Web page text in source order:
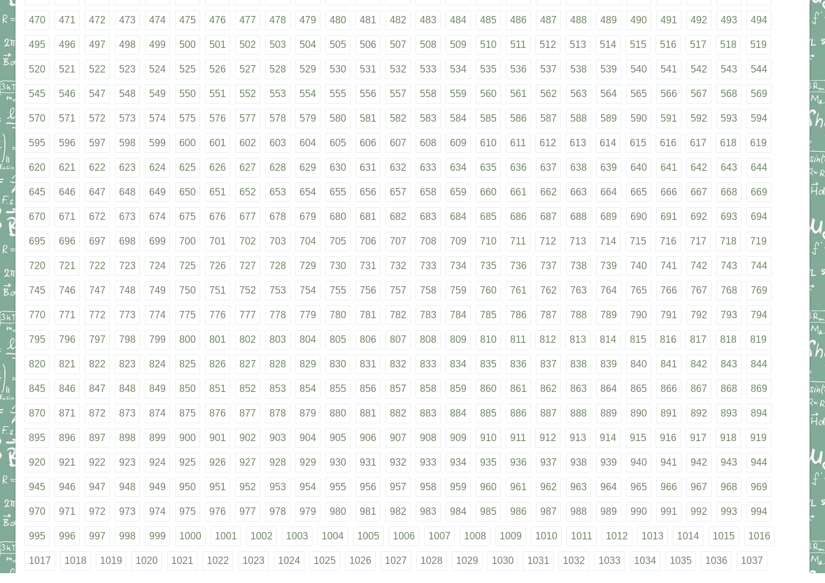
470 471 472 473 474 475 476 477 478 479 480 481 482 483 484 485 486 487 488 489 490 491 492 493 494
495 496 497 498 499 500 501 502 503 504 505 506 507 508 509 510 511 512 513 514 515 516 517 518 519
520 521 522 523 524 525 526 527 528 529 530 531 532 533 534 535 536 537 538 539 540 541 542 543 544
545 546 547 548 549 550 551 552 553 554 555 556 557 558 559 560 561 562 563 564 565 566 567 568 569
570 571 572 573 574 575 576 577 578 579 580 581 582 583 584 585 586 587 588 589 590 591 592 593 594
595 596 597 598 599 600 601 602 603 604 605 606 607 608 609 610 611 612 613 614 615 616 617 618 619
620 621 622 623 624 625 626 627 628 629 630 631 632 633 634 635 636 637 638 639 640 641 642 643 644
645 646 647 648 649 650 651 652 653 654 655 656 657 658 659 660 661 662 663 664 665 666 667 668 669
670 671 672 673 674 675 676 677 678 679 680 681 682 683 684 685 686 687 688 689 690 691 692 693 694
695 696 697 698 699 700 701 702 703 704 705 706 707 708 709 710 711 712 713 714 715 716 717 718 719
720 721 722 723 724 725 726 727 728 729 730 731 732 733 734 735 736 737 738 739 740 741 742 743 744
745 746 747 748 749 750 751 752 753 754 755 756 757 758 759 760 761 762 763 764 765 766 767 768 769
770 771 772 773 774 775 776 777 778 779 780 781 782 783 784 785 786 787 788 789 790 791 792 793 794
795 796 797 798 799 800 801 802 803 804 805 806 807 808 809 810 811 812 813 814 815 816 817 818 819
820 821 822 823 824 825 826 827 828 829 830 831 832 833 834 835 836 837 838 839 840 841 842 843 844
845 846 847 848 849 850 851 852 853 854 855 856 857 858 859 860 861 862 863 864 865 866 867 868 869
870 871 872 873 874 875 876 877 878 879 880 881 882 883 884 885 886 887 888 889 890 891 892 893 894
895 896 897 898 899 900 901 902 903 904 905 906 907 908 909 910 911 912 913 914 915 916 917 918 919
920 921 922 923 924 925 926 927 928 929 930 931 932 933 934 935 936 937 938 939 940 941 942 943 944
945 946 947 948 949 950 951 952 953 954 955 956 957 958 959 960 961 962 963 964 965 966 967 968 969
970 971 972 973 974 975 976 977 978 979 980 981 982 983 984 985 986 987 988 989 990 991 992 993 994
995 996 997 998 999 1000 1001 1002 1003 1004 1005 1006 1007 1008 1009 1010 1011 1012 1013 1014 1015 1016
1017 1018 1019 1020 1021 1022 1023 1024 1025 1026 1027 1028 1029 1030 1031 1032 1033 1034 1035 1036 1037